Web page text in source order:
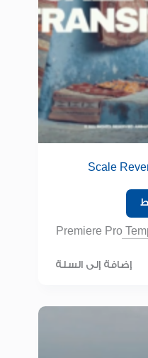
Scale
Premiere Pro
إضافة إلى السلة